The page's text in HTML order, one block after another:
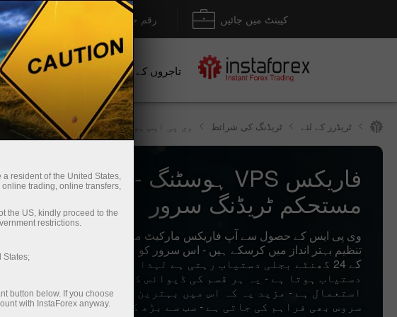
رقم جمع کروانا / نکلوانا کیبنٹ میں جائیں
تاجروں کے لیے نو آموز کے لیے
ٹریڈرز کے لئے ٹریڈنگ کی شرائط وی پی ایس ہوسٹنگ
فاریکس VPS ہوسٹنگ - تیز اور
مستحکم ٹریڈنگ سرور
وی پی ایس کے حصول سے آپ فاریکس مارکیٹ میں اپنی تجارت کی
کے 24 گھنٹے بجلی دستیاب رہتی ہے لہذا یہ ہمہ وقت آپ کو
دستیاب ہوتا ہے - یہ ہر قسم کی ڈیوائس کے لئے قابل
استعمال ہے - مزید یہ کہ اس میں بہترین معیار کی انٹرنیٹ
سروس بھی فراہم کی جاتی ہے - سب سے بڑھ کر یہ ہے کہ چونکہ
resident of the United States,
trading, online transfers,
the US, kindly proceed to the
restrictions.
States;
button below. If you choose
with InstaForex anyway.